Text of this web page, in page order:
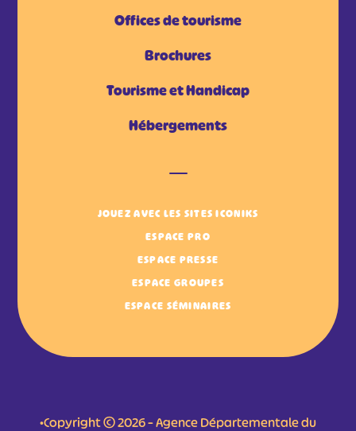
Offices de tourisme
Brochures
Tourisme et Handicap
Hébergements
JOUEZ AVEC LES SITES ICONIKS
ESPACE PRO
ESPACE PRESSE
ESPACE GROUPES
ESPACE SÉMINAIRES
•Copyright © 2026 – Agence Départementale du